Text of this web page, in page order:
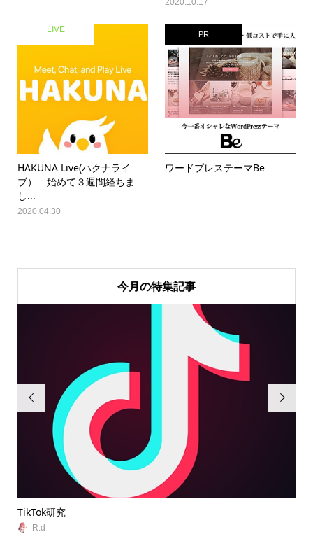
2020.10.17
LIVE
HAKUNA Live(ハクナライ
ブ） 始めて３週間経ちま
し...
2020.04.30
PR
ワードプレステーマBe
今月の特集記事

TikTok研究
R.d
